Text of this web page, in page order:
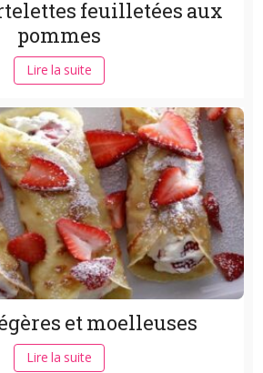
feuilletées aux
pommes
Lire la suite
et moelleuses
Lire la suite